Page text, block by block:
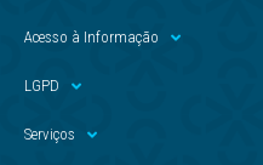
Acesso à Informação
LGPD
Serviços